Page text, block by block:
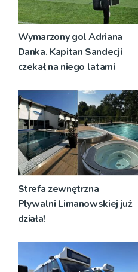
Wymarzony gol Adriana
Danka. Kapitan Sandecji
czekał na niego latami
Strefa zewnętrzna
Pływalni Limanowskiej już
działa!